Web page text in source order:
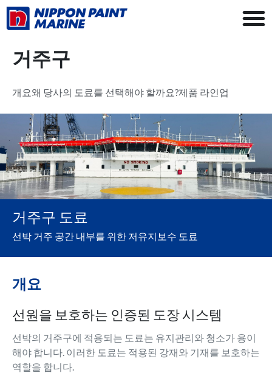
거주구
개요왜 당사의 도료를 선택해야 할까요?제품 라인업
거주구 도료
선박 거주 공간 내부를 위한 저유지보수 도료
개요
선원을 보호하는 인증된 도장 시스템
선박의 거주구에 적용되는 도료는 유지관리와 청소가 용이
해야 합니다. 이러한 도료는 적용된 강재와 기재를 보호하는
역할을 합니다.